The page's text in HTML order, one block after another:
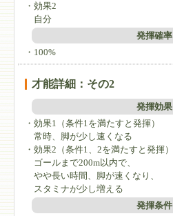
・効果2
自分
発揮確率
・100%
才能詳細：その2
発揮効果
・効果1（条件1を満たすと発揮）
常時、脚が少し速くなる
・効果2（条件1、2を満たすと発揮）
ゴールまで200m以内で、
やや長い時間、脚が速くなり、
スタミナが少し増える
発揮条件